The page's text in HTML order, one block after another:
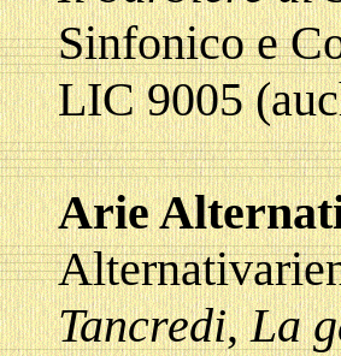
Sinfonico e
LIC 9005
Arie
Tancredi,La